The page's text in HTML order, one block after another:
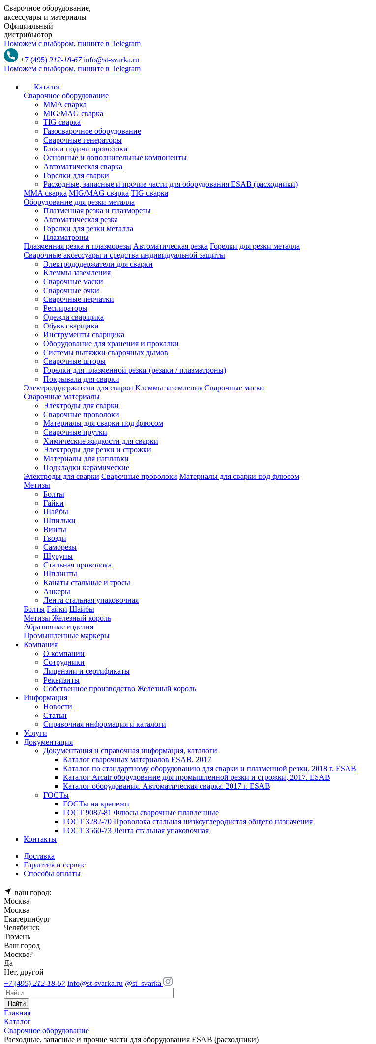
Сварочное оборудование,
аксессуары и материалы
Официальный
дистрибьютор
Поможем с выбором, пишите в Telegram
+7 (495) 212-18-67 info@st-svarka.ru
Поможем с выбором, пишите в Telegram
Каталог
Сварочное оборудование
MMA сварка
MIG/MAG сварка
TIG сварка
Газосварочное оборудование
Сварочные генераторы
Блоки подачи проволоки
Основные и дополнительные компоненты
Автоматическая сварка
Горелки для сварки
Расходные, запасные и прочие части для оборудования ESAB (расходники)
MMA сварка MIG/MAG сварка TIG сварка
Оборудование для резки металла
Плазменная резка и плазморезы
Автоматическая резка
Горелки для резки металла
Плазматроны
Плазменная резка и плазморезы Автоматическая резка Горелки для резки металла
Сварочные аксессуары и средства индивидуальной защиты
Электрододержатели для сварки
Клеммы заземления
Сварочные маски
Сварочные очки
Сварочные перчатки
Респираторы
Одежда сварщика
Обувь сварщика
Инструменты сварщика
Оборудование для хранения и прокалки
Системы вытяжки сварочных дымов
Сварочные шторы
Горелки для плазменной резки (резаки / плазматроны)
Покрывала для сварки
Электрододержатели для сварки Клеммы заземления Сварочные маски
Сварочные материалы
Электроды для сварки
Сварочные проволоки
Материалы для сварки под флюсом
Сварочные прутки
Химические жидкости для сварки
Электроды для резки и строжки
Материалы для наплавки
Подкладки керамические
Электроды для сварки Сварочные проволоки Материалы для сварки под флюсом
Метизы
Болты
Гайки
Шайбы
Шпильки
Винты
Гвозди
Саморезы
Шурупы
Стальная проволока
Шплинты
Канаты стальные и тросы
Анкеры
Лента стальная упаковочная
Болты Гайки Шайбы
Метизы Железный король
Абразивные изделия
Промышленные маркеры
Компания
О компании
Сотрудники
Лицензии и сертификаты
Реквизиты
Собственное производство Железный король
Информация
Новости
Статьи
Справочная информация и каталоги
Услуги
Документация
Документация и справочная информация, каталоги
Каталог сварочных материалов ESAB, 2017
Каталог по стандартному оборудованию для сварки и плазменной резки, 2018 г. ESAB
Каталог Arcair оборудование для промышленной резки и строжки, 2017. ESAB
Каталог оборудования. Автоматическая сварка. 2017 г. ESAB
ГОСТы
ГОСТы на крепежи
ГОСТ 9087-81 Флюсы сварочные плавленные
ГОСТ 3282-70 Проволока стальная низкоуглеродистая общего назначения
ГОСТ 3560-73 Лента стальная упаковочная
Контакты
Доставка
Гарантия и сервис
Способы оплаты
ваш город:
Москва
Москва
Екатеринбург
Челябинск
Тюмень
Ваш город
Москва?
Да
Нет, другой
+7 (495) 212-18-67 info@st-svarka.ru @st_svarka
Найти
Главная
Каталог
Сварочное оборудование
Расходные, запасные и прочие части для оборудования ESAB (расходники)